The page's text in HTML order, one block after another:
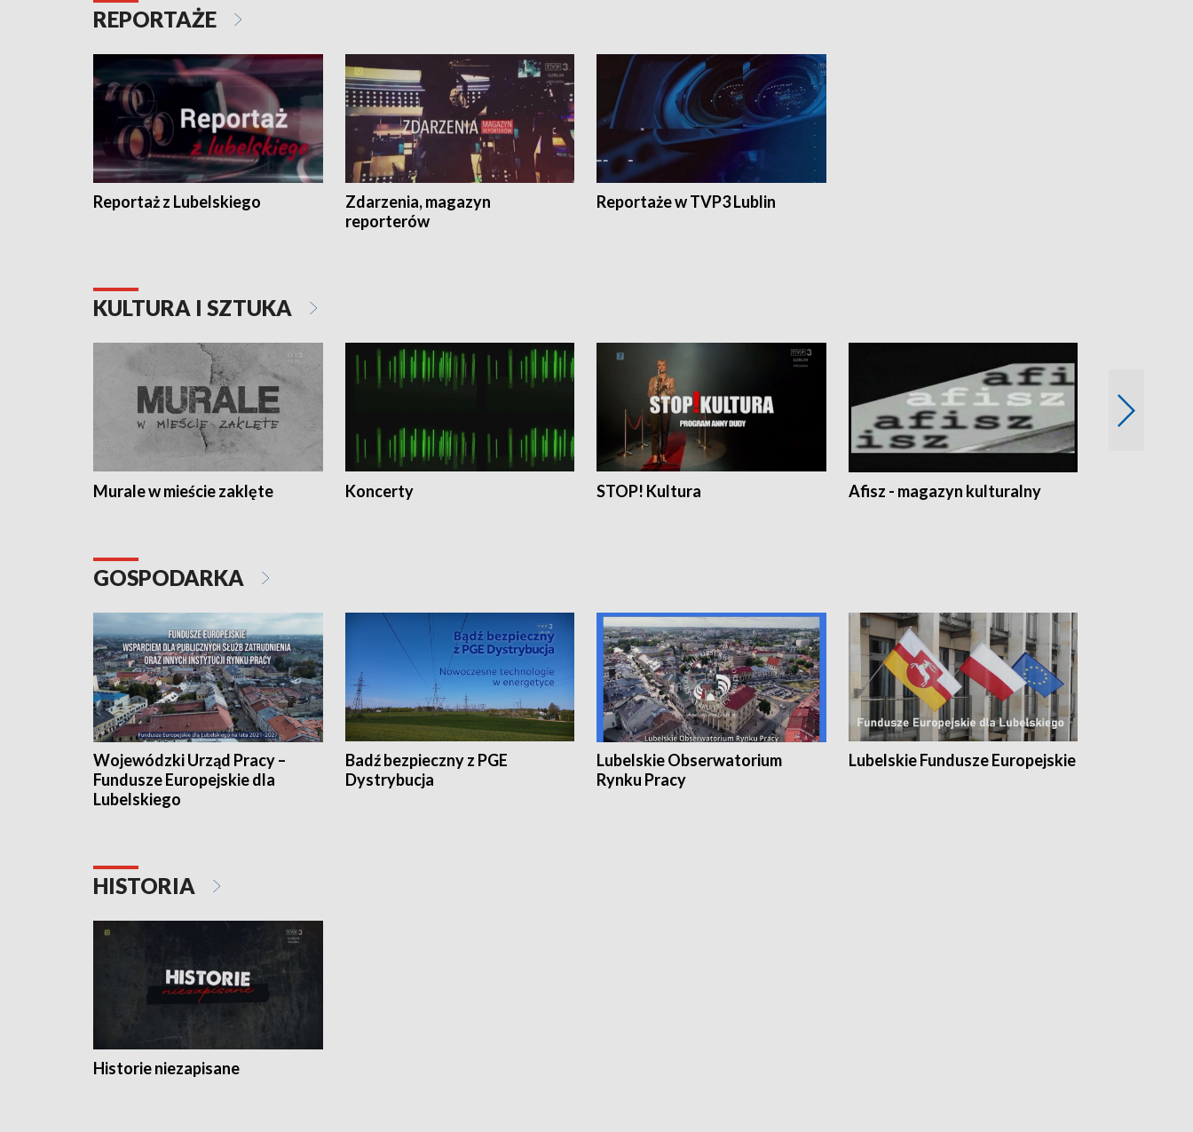
REPORTAŻE
Reportaż z Lubelskiego
Zdarzenia, magazyn
reporterów
Reportaże w TVP3 Lublin
KULTURA I SZTUKA
Murale w mieście zaklęte Koncerty STOP! Kultura Afisz - magazyn kulturalny
GOSPODARKA
Wojewódzki Urząd Pracy –
Fundusze Europejskie dla
Lubelskiego
Badź bezpieczny z PGE
Dystrybucja
Lubelskie Obserwatorium
Rynku Pracy
Lubelskie Fundusze Europejskie
HISTORIA
Historie niezapisane